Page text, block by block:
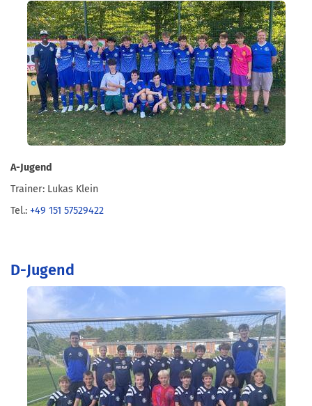
A-Jugend
Trainer: Lukas Klein
Tel.: +49 151 57529422
D-Jugend